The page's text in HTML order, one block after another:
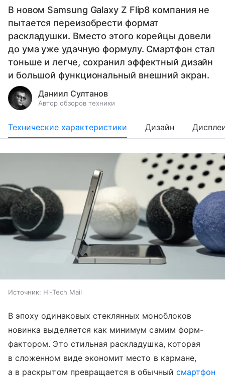
В новом Samsung Galaxy Z Flip8 компания не
пытается переизобрести формат
раскладушки. Вместо этого корейцы довели
до ума уже удачную формулу. Смартфон стал
тоньше и легче, сохранил эффектный дизайн
и большой функциональный внешний экран.
Даниил Султанов
Автор обзоров техники
Технические характеристики Дизайн
Источник: Hi-Tech Mail
В эпоху одинаковых стеклянных моноблоков
новинка выделяется как минимум самим форм-
фактором. Это стильная раскладушка, которая
в сложенном виде экономит место в кармане,
а в раскрытом превращается в обычный смартфон